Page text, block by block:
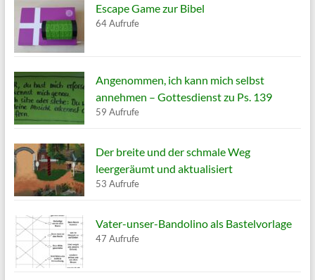
Escape Game zur Bibel
64 Aufrufe
Angenommen, ich kann mich selbst
annehmen – Gottesdienst zu Ps. 139
59 Aufrufe
Der breite und der schmale Weg
leergeräumt und aktualisiert
53 Aufrufe
Vater-unser-Bandolino als Bastelvorlage
47 Aufrufe